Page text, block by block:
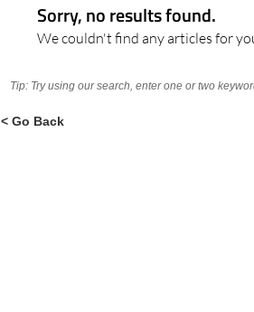
Sorry, no results found.
We couldn't find any articles for
Tip: Try using our search, enter one or two
< Go Back